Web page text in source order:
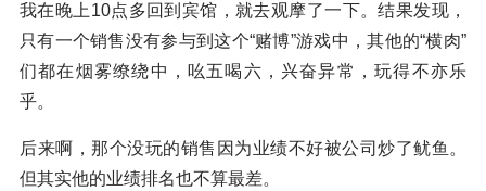
我在晚上10点多回到宾馆，就去观摩了一下。结果发现，
只有一个销售没有参与到这个“赌博”游戏中，其他的“横肉”
们都在烟雾缭绕中，吆五喝六，兴奋异常，玩得不亦乐
乎。
后来啊，那个没玩的销售因为业绩不好被公司炒了鱿鱼。
但其实他的业绩排名也不算最差。